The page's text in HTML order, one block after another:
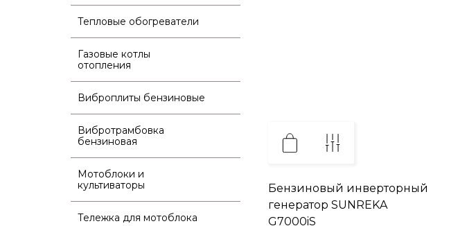
Тепловые обогреватели
Газовые котлы
отопления
Виброплиты бензиновые
Вибротрамбовка
бензиновая
Мотоблоки и
культиваторы
Тележка для мотоблока
Бензиновый инверторный
генератор SUNREKA
G7000iS